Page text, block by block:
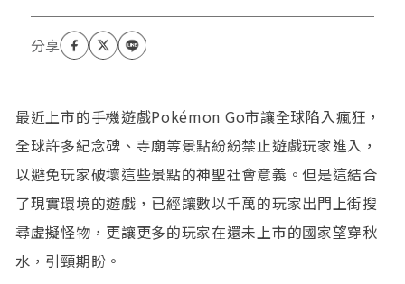
最近上市的手機遊戲Pokémon Go市讓全球陷入瘋狂，
全球許多紀念碑、寺廟等景點紛紛禁止遊戲玩家進入，
以避免玩家破壞這些景點的神聖社會意義。但是這結合
了現實環境的遊戲，已經讓數以千萬的玩家出門上街搜
尋虛擬怪物，更讓更多的玩家在還未上市的國家望穿秋
水，引頸期盼。